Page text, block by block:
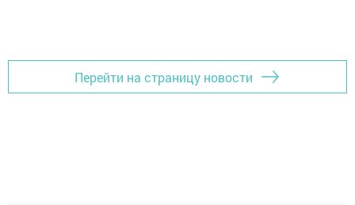
Перейти на страницу новости